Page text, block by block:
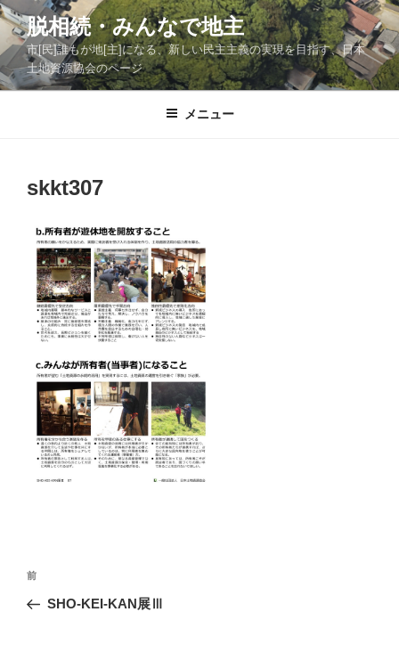
コ
ン
テ
ン
ツ
脱相続・みんなで地主
市[民]誰もが地[主]になる、新しい民主主義の実現を目指す、日本
土地資源協会のページ
メニュー
skkt307
投
ナ
前
の
前
SHO-KEI-KAN展Ⅲ